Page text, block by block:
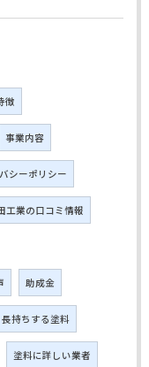
徴
事業内容
シーポリシー
工業の口コミ情報
助成金
長持ちする塗料
塗料に詳しい業者